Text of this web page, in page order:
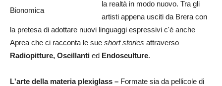
Bionomica
la realtà in modo nuovo. Tra gli
artisti appena usciti da Brera con
la pretesa di adottare nuovi linguaggi espressivi c'è anche
Aprea che ci racconta le sue short stories attraverso
Radiopitture, Oscillanti ed Endosculture.
L'arte della materia plexiglass – Formate sia da pellicole di